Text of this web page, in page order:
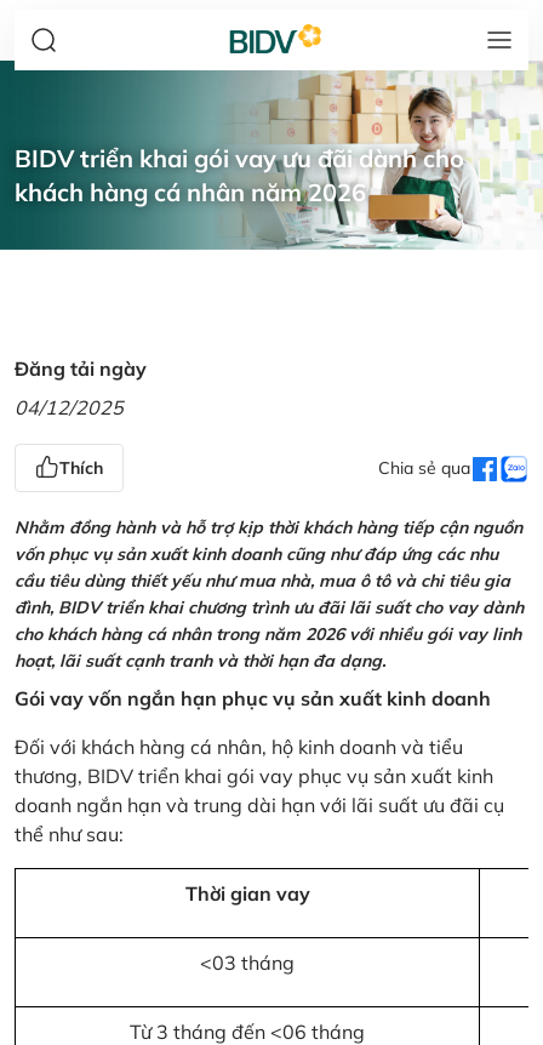
BIDV triển khai gói vay ưu đãi dành cho
khách hàng cá nhân năm 2026
Đăng tải ngày
04/12/2025
Thích Chia sẻ qua
Nhằm đồng hành và hỗ trợ kịp thời khách hàng tiếp cận nguồn
vốn phục vụ sản xuất kinh doanh cũng như đáp ứng các nhu
cầu tiêu dùng thiết yếu như mua nhà, mua ô tô và chi tiêu gia
đình, BIDV triển khai chương trình ưu đãi lãi suất cho vay dành
cho khách hàng cá nhân trong năm 2026 với nhiều gói vay linh
hoạt, lãi suất cạnh tranh và thời hạn đa dạng.
Gói vay vốn ngắn hạn phục vụ sản xuất kinh doanh
Đối với khách hàng cá nhân, hộ kinh doanh và tiểu
thương, BIDV triển khai gói vay phục vụ sản xuất kinh
doanh ngắn hạn và trung dài hạn với lãi suất ưu đãi cụ
thể như sau:
Thời gian vay
<03 tháng
Từ 3 tháng đến <06 tháng